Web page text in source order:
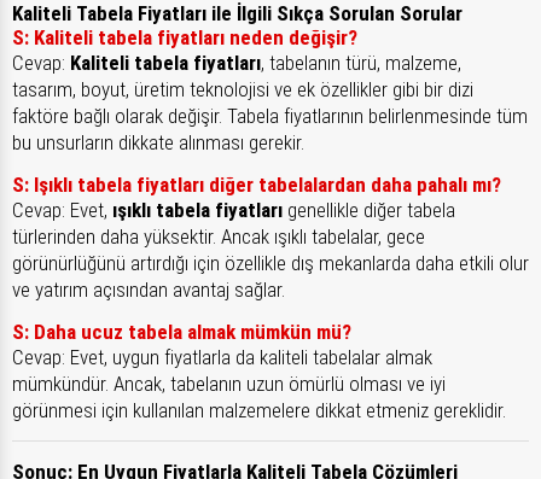
Kaliteli Tabela Fiyatları ile İlgili Sıkça Sorulan Sorular
S: Kaliteli tabela fiyatları neden değişir?
Cevap: Kaliteli tabela fiyatları, tabelanın türü, malzeme,
tasarım, boyut, üretim teknolojisi ve ek özellikler gibi bir dizi
faktöre bağlı olarak değişir. Tabela fiyatlarının belirlenmesinde tüm
bu unsurların dikkate alınması gerekir.
S: Işıklı tabela fiyatları diğer tabelalardan daha pahalı mı?
Cevap: Evet, ışıklı tabela fiyatları genellikle diğer tabela
türlerinden daha yüksektir. Ancak ışıklı tabelalar, gece
görünürlüğünü artırdığı için özellikle dış mekanlarda daha etkili olur
ve yatırım açısından avantaj sağlar.
S: Daha ucuz tabela almak mümkün mü?
Cevap: Evet, uygun fiyatlarla da kaliteli tabelalar almak
mümkündür. Ancak, tabelanın uzun ömürlü olması ve iyi
görünmesi için kullanılan malzemelere dikkat etmeniz gereklidir.
Sonuç: En Uygun Fiyatlarla Kaliteli Tabela Çözümleri